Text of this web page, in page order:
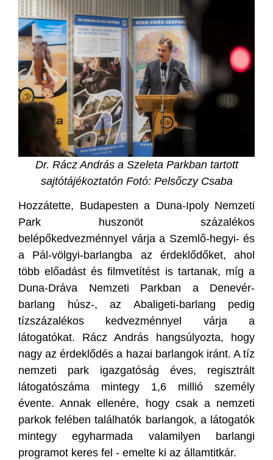
Dr. Rácz András a Szeleta Parkban tartott
sajtótájékoztatón Fotó: Pelsőczy Csaba
Hozzátette, Budapesten a Duna-Ipoly Nemzeti
Park huszonöt százalékos
belépőkedvezménnyel várja a Szemlő-hegyi- és
a Pál-völgyi-barlangba az érdeklődőket, ahol
több előadást és filmvetítést is tartanak, míg a
Duna-Dráva Nemzeti Parkban a Denevér-
barlang húsz-, az Abaligeti-barlang pedig
tízszázalékos kedvezménnyel várja a
látogatókat. Rácz András hangsúlyozta, hogy
nagy az érdeklődés a hazai barlangok iránt. A tíz
nemzeti park igazgatóság éves, regisztrált
látogatószáma mintegy 1,6 millió személy
évente. Annak ellenére, hogy csak a nemzeti
parkok felében találhatók barlangok, a látogatók
mintegy egyharmada valamilyen barlangi
programot keres fel - emelte ki az államtitkár.